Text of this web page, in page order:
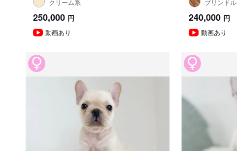
クリーム系
250,000 円
動画あり
ブリンドル
240,000 円
動画あり